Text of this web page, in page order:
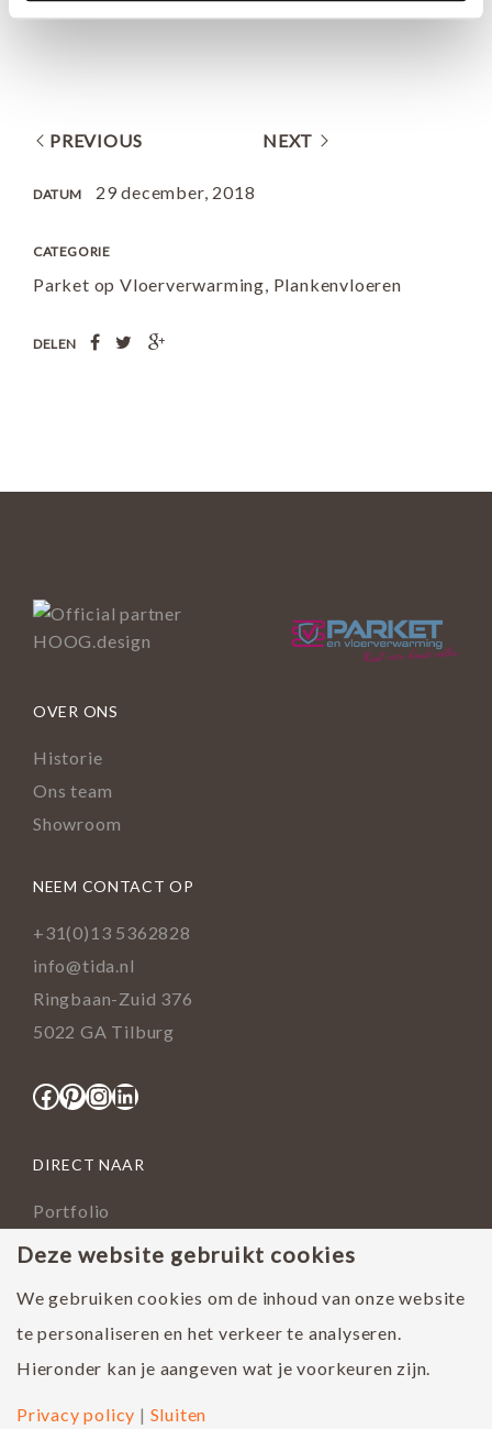
PREVIOUS NEXT
DATUM 29 december, 2018
CATEGORIE
Parket op Vloerverwarming, Plankenvloeren
DELEN
OVER ONS
Historie
Ons team
Showroom
NEEM CONTACT OP
+31(0)13 5362828
info@tida.nl
Ringbaan-Zuid 376
5022 GA Tilburg
Facebook
Pinterest
Instagram
LinkedIn
DIRECT NAAR
Portfolio
Assortiment
Houtsoorten
Populairste project 2023
Deze website gebruikt cookies
We gebruiken cookies om de inhoud van onze website
te personaliseren en het verkeer te analyseren.
Hieronder kan je aangeven wat je voorkeuren zijn.
Privacy policy | Sluiten